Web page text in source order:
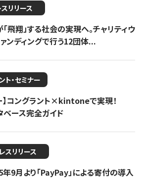
リリース
飛翔」する社会の実現へ。チャリティウ
ンディングで行う12団体...
ト・セミナー
】コングラント×kintoneで実現！
ース完全ガイド
スリリース
年9月より「PayPay」による寄付の導入